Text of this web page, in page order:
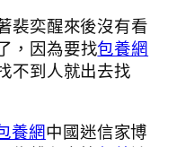
裴奕醒來後沒有看
，因為要找包養網
不到人就出去找
養網中國迷信家博